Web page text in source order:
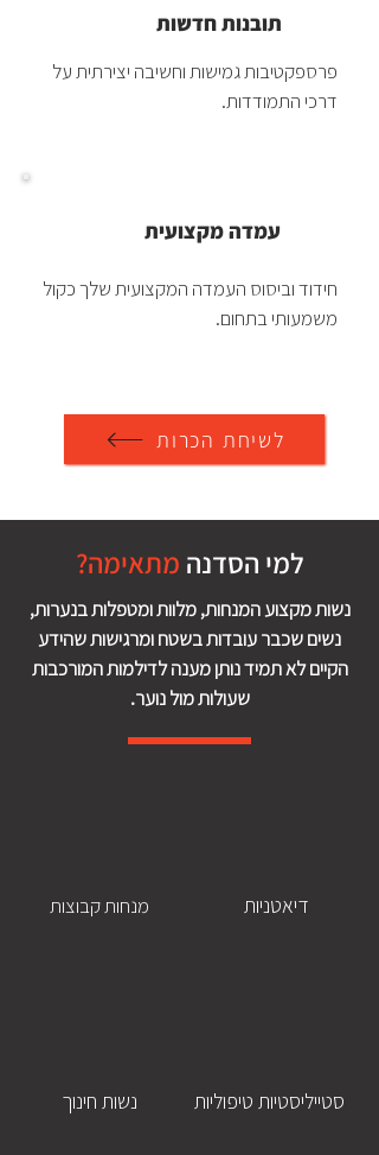
תובנות חדשות
פרספקטיבות גמישות וחשיבה יצירתית על
דרכי התמודדות.
עמדה מקצועית
חידוד וביסוס העמדה המקצועית שלך כקול
משמעותי בתחום.
לשיחת הכרות
למי הסדנה מתאימה?
נשות מקצוע המנחות, מלוות ומטפלות בנערות,
נשים שכבר עובדות בשטח ומרגישות שהידע
הקיים לא תמיד נותן מענה לדילמות המורכבות
שעולות מול נוער.
דיאטניות מנחות קבוצות
סטייליסטיות טיפוליות נשות חינוך